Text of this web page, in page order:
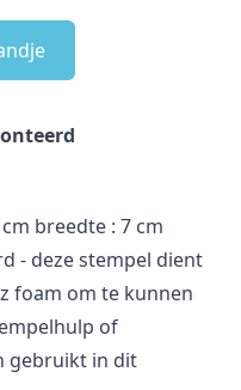
breedte : 7 cm
- deze stempel dient
foam om te kunnen
of
gebruikt in dit